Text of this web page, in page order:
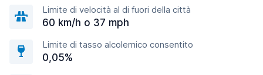
Limite di velocità al di fuori della città
60 km/h o 37 mph
Limite di tasso alcolemico consentito
0,05%